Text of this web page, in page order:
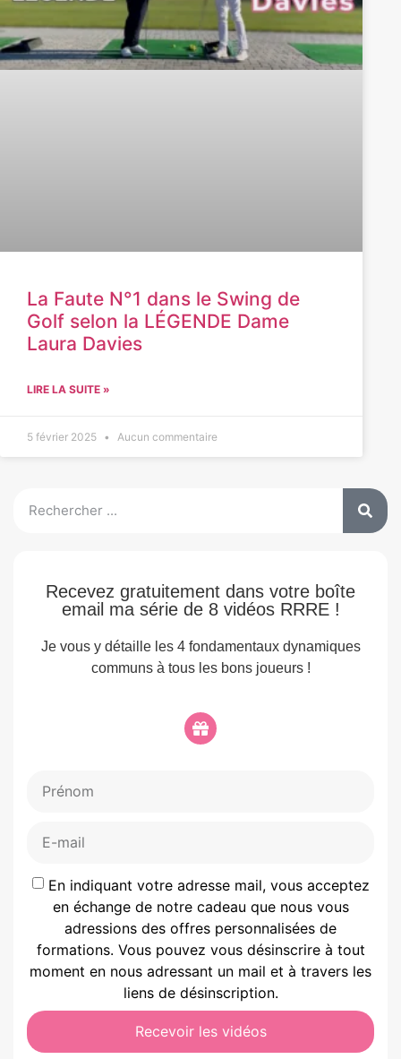
La Faute N°1 dans le Swing de
Golf selon la LÉGENDE Dame
Laura Davies
LIRE LA SUITE »
5 février 2025 Aucun commentaire
Recevez gratuitement dans votre boîte
email ma série de 8 vidéos RRRE !
Je vous y détaille les 4 fondamentaux dynamiques
communs à tous les bons joueurs !
En indiquant votre adresse mail, vous acceptez
en échange de notre cadeau que nous vous
adressions des offres personnalisées de
formations. Vous pouvez vous désinscrire à tout
moment en nous adressant un mail et à travers les
liens de désinscription.
Recevoir les vidéos